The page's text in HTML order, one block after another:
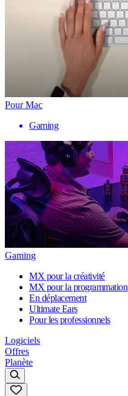
Pour Mac
Gaming
Gaming
MX pour la créativité
MX pour la programmation
En déplacement
Ultimate Ears
Pour les professionnels
Logiciels
Offres
Planète